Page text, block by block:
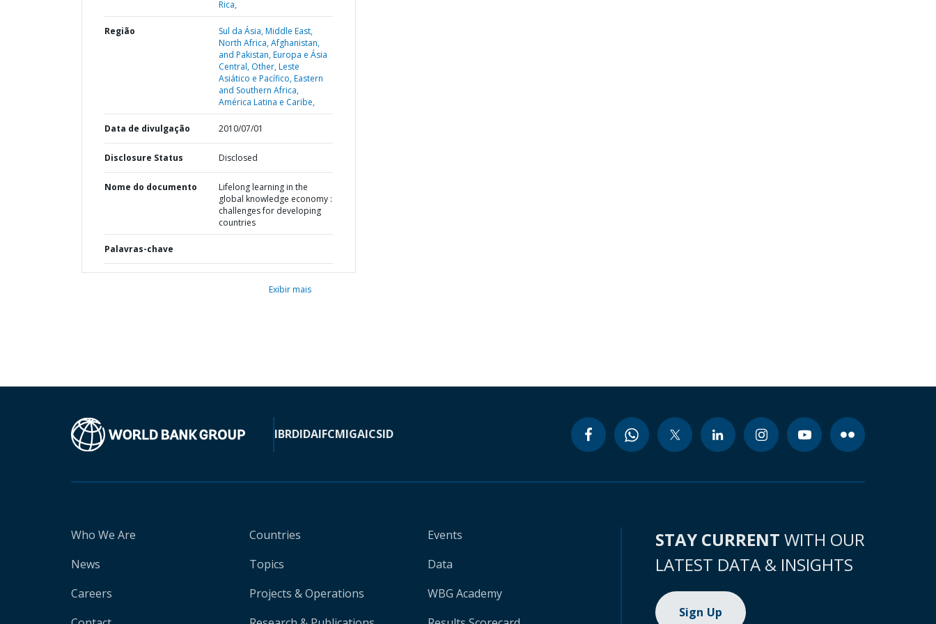
Rica,
Região Sul da Ásia,Middle East,
North Africa, Afghanistan,
and Pakistan,Europa e Ásia
Central, Other,Leste
Asiático e Pacífico,Eastern
and Southern Africa,
América Latina e Caribe,
Data de divulgação 2010/07/01
Disclosure Status Disclosed
Nome do documento
Lifelong learning in the
global knowledge economy :
challenges for developing
countries
Palavras-chave
Exibir mais
IBRDIDAIFCMIGAICSID
Who We Are
News
Careers
Countries
Topics
Projects & Operations
Events
Data
WBG Academy
STAY CURRENT WITH OUR
LATEST DATA & INSIGHTS
Sign Up